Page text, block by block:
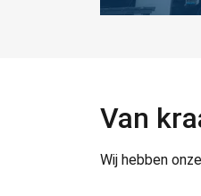
Van
Wij hebben